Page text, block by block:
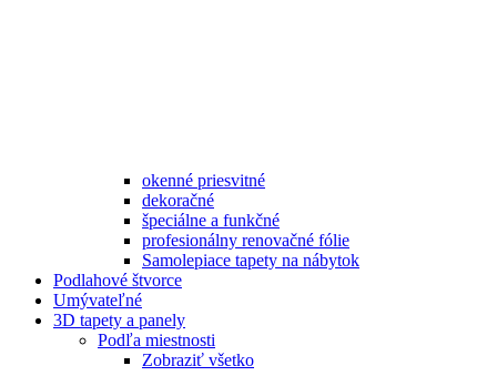
okenné priesvitné
dekoračné
špeciálne a funkčné
profesionálny renovačné fólie
Samolepiace tapety na nábytok
Podlahové štvorce
Umývateľné
3D tapety a panely
Podľa miestnosti
Zobraziť všetko